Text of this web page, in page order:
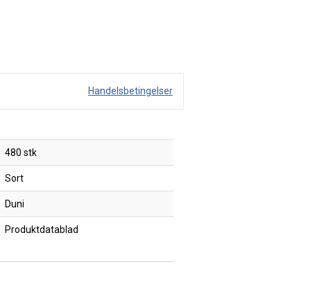
Handelsbetingelser
480 stk
Sort
Duni
Produktdatablad